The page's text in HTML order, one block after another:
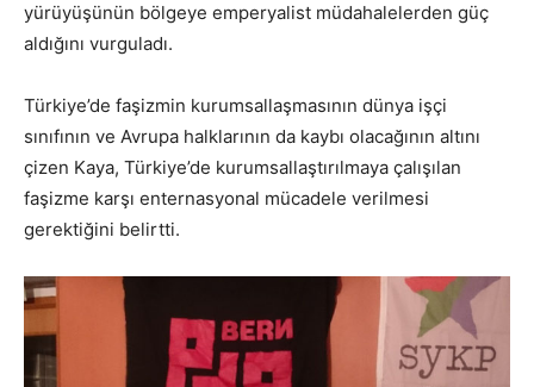
yürüyüşünün bölgeye emperyalist müdahalelerden güç
aldığını vurguladı.
Türkiye’de faşizmin kurumsallaşmasının dünya işçi
sınıfının ve Avrupa halklarının da kaybı olacağının altını
çizen Kaya, Türkiye’de kurumsallaştırılmaya çalışılan
faşizme karşı enternasyonal mücadele verilmesi
gerektiğini belirtti.